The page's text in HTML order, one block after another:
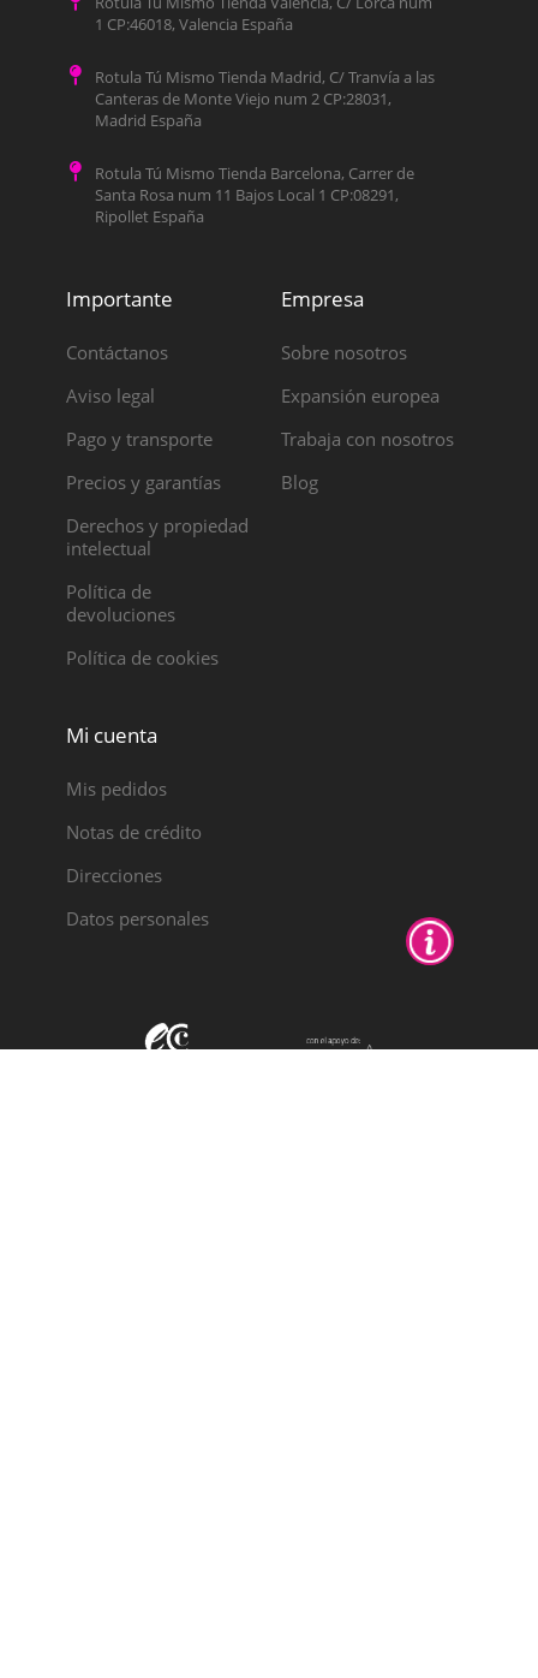
1 CP:46018, Valencia España
Rotula Tú Mismo Tienda Madrid, C/ Tranvía a las
Canteras de Monte Viejo num 2 CP:28031,
Madrid España
Rotula Tú Mismo Tienda Barcelona, Carrer de
Santa Rosa num 11 Bajos Local 1 CP:08291,
Ripollet España
Importante
Contáctanos
Aviso legal
Pago y transporte
Precios y garantías
Derechos y propiedad
intelectual
Política de
devoluciones
Política de cookies
Empresa
Sobre nosotros
Expansión europea
Trabaja con nosotros
Blog
Mi cuenta
Mis pedidos
Notas de crédito
Direcciones
Datos personales